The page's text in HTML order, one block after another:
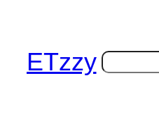
ETzzy 搜